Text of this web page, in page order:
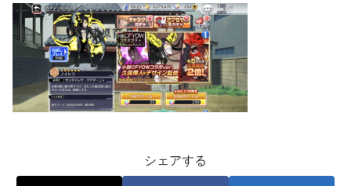
シェアする